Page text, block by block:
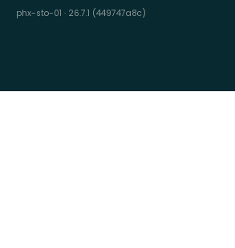
phx-sto-01 · 26.7.1 (449747a8c)